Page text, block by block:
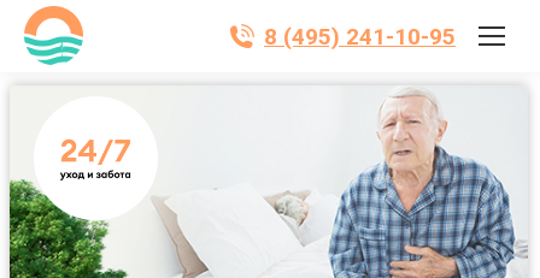
8 (495) 241-10-95